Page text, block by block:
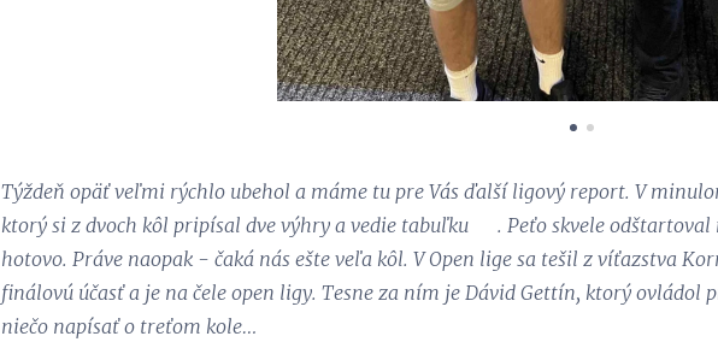
Týždeň opäť veľmi rýchlo ubehol a máme tu pre Vás ďalší ligový report. V
ktorý si z dvoch kôl pripísal dve výhry a vedie tabuľku 😋. Peťo skvele
hotovo. Práve naopak - čaká nás ešte veľa kôl. V Open lige sa tešil z víťazstva
finálovú účasť a je na čele open ligy. Tesne za ním je Dávid Gettín, ktorý ovládol
niečo napísať o treťom kole…